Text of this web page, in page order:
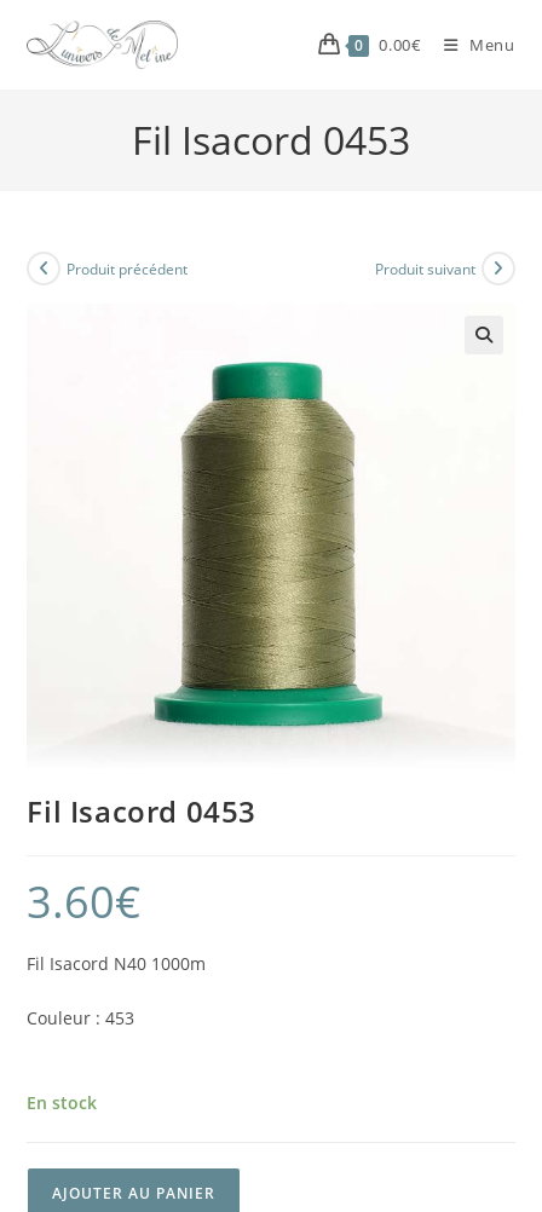
0 0.00€ Menu
Fil Isacord 0453
Produit précédent Produit suivant
Fil Isacord 0453
3.60€
Fil Isacord N40 1000m
Couleur : 453
En stock
AJOUTER AU PANIER